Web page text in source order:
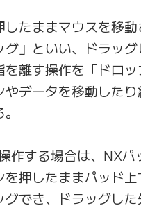
したままマウスを移
グ」といい、ドラッ
を離す操作を「ドロ
やデータを移動した
作する場合は、NXパ
を押したままパッド
グでき、ドラッグした